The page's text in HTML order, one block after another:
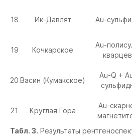
18 Ик-Давлят Au-
19 Кочкарское
Au-
20 Васин (Кумакское)
Au-Q +
21 Круглая Гора
Au-
Табл. 3. Результаты